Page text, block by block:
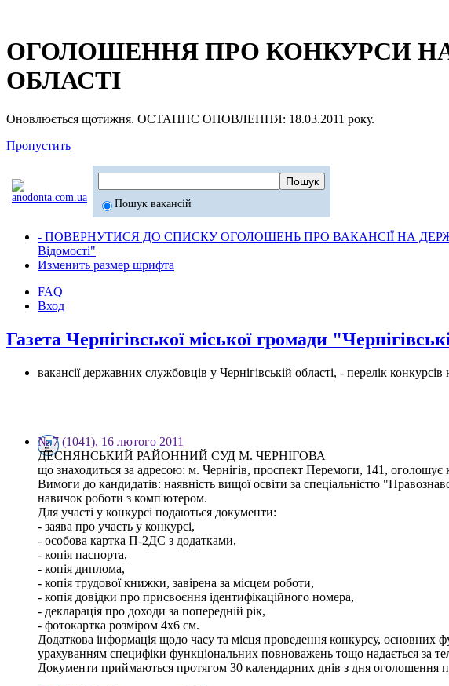
ОГОЛОШЕННЯ ПРО КОНКУРСИ
ОБЛАСТІ
Оновлюється щотижня. ОСТАННЄ ОНОВЛЕННЯ: 18.03.2011 року.
Пропустить
Пошук вакансій
- ПОВЕРНУТИСЯ ДО СПИСКУ ОГОЛОШЕНЬ ПРО ВАКАНСІЇ НА
Відомості"
Изменить размер шрифта
FAQ
Вход
Газета Чернігівської міської громади
вакансії державних службовців у Чернігівській області, - перелік
№ 7 (1041), 16 лютого 2011
ДЕСНЯНСЬКИЙ РАЙОННИЙ СУД М. ЧЕРНІГОВА
що знаходиться за адресою: м. Чернігів, проспект Перемоги, 141,
Вимоги до кандидатів: наявність вищої освіти за спеціальністю
навичок роботи з комп'ютером.
Для участі у конкурсі подаються документи:
- заява про участь у конкурсі,
- особова картка П-2ДС з додатками,
- копія паспорта,
- копія диплома,
- копія трудової книжки, завірена за місцем роботи,
- копія довідки про присвоєння ідентифікаційного номера,
- декларація про доходи за попередній рік,
- фотокартка розміром 4х6 см.
Додаткова інформація щодо часу та місця проведення конкурсу, основних
урахуванням специфіки функціональних повноважень тощо надається за
Документи приймаються протягом 30 календарних днів з дня оголошення